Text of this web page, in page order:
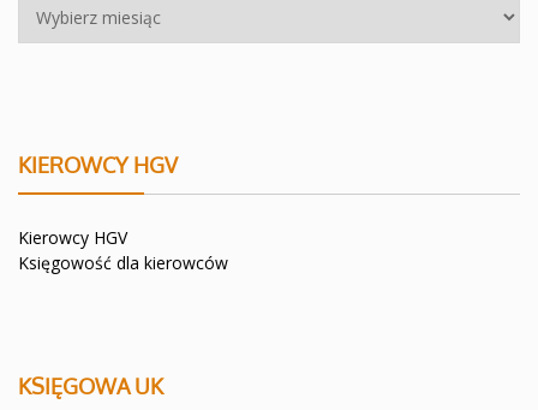
KIEROWCY HGV
Kierowcy HGV
Księgowość dla kierowców
KSIĘGOWA UK